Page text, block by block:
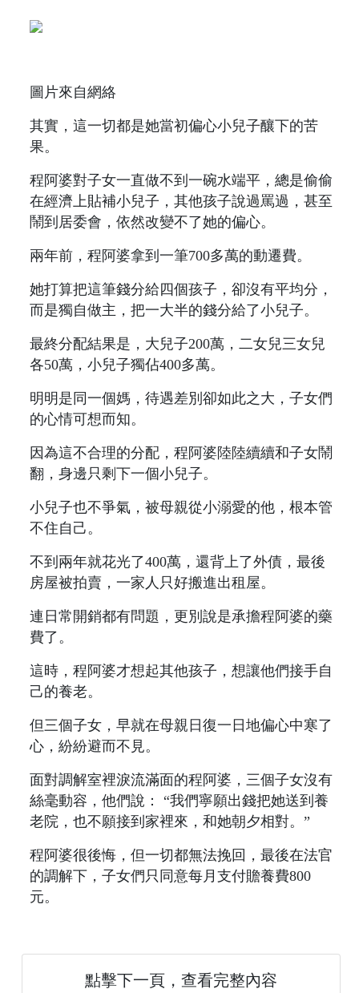
圖片來自網絡
其實，這一切都是她當初偏心小兒子釀下的苦
果。
程阿婆對子女一直做不到一碗水端平，總是偷偷
在經濟上貼補小兒子，其他孩子說過罵過，甚至
鬧到居委會，依然改變不了她的偏心。
兩年前，程阿婆拿到一筆700多萬的動遷費。
她打算把這筆錢分給四個孩子，卻沒有平均分，
而是獨自做主，把一大半的錢分給了小兒子。
最終分配結果是，大兒子200萬，二女兒三女兒
各50萬，小兒子獨佔400多萬。
明明是同一個媽，待遇差別卻如此之大，子女們
的心情可想而知。
因為這不合理的分配，程阿婆陸陸續續和子女鬧
翻，身邊只剩下一個小兒子。
小兒子也不爭氣，被母親從小溺愛的他，根本管
不住自己。
不到兩年就花光了400萬，還背上了外債，最後
房屋被拍賣，一家人只好搬進出租屋。
連日常開銷都有問題，更別說是承擔程阿婆的藥
費了。
這時，程阿婆才想起其他孩子，想讓他們接手自
己的養老。
但三個子女，早就在母親日復一日地偏心中寒了
心，紛紛避而不見。
面對調解室裡淚流滿面的程阿婆，三個子女沒有
絲毫動容，他們說： “我們寧願出錢把她送到養
老院，也不願接到家裡來，和她朝夕相對。”
程阿婆很後悔，但一切都無法挽回，最後在法官
的調解下，子女們只同意每月支付贍養費800
元。
點擊下一頁，查看完整內容